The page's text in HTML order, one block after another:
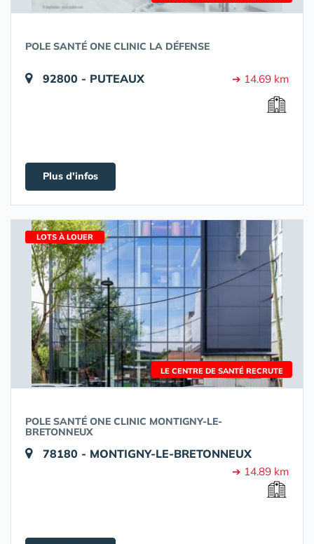
POLE SANTÉ ONE CLINIC LA DÉFENSE
92800 - PUTEAUX ➔ 14.69 km
Plus d'infos
LE CENTRE DE SANTÉ RECRUTE
LOTS À LOUER
POLE SANTÉ ONE CLINIC MONTIGNY-LE-
BRETONNEUX
78180 - MONTIGNY-LE-BRETONNEUX
➔ 14.89 km